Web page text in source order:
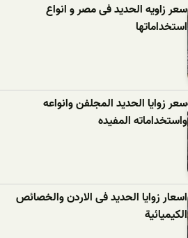
سعر زاویه الحدید فی مصر و انواع
استخداماتها
سعر زوایا الحدید المجلفن وانواعه
واستخداماته المفیده
اسعار زوایا الحدید فی الاردن والخصائص
الكيميائية